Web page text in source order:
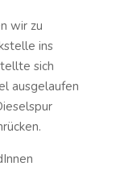
wir zu
ins
sich
ausgelaufen